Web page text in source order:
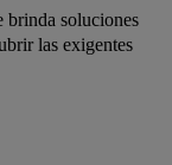
brinda soluciones
las exigentes